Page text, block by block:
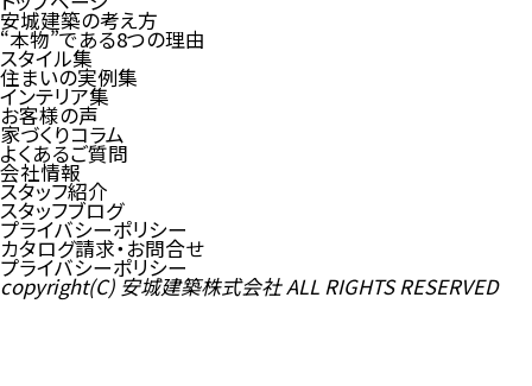
安城建築の考え方
“本物”である8つの理由
スタイル集
住まいの実例集
インテリア集
お客様の声
家づくりコラム
よくあるご質問
会社情報
スタッフ紹介
スタッフブログ
プライバシーポリシー
カタログ請求・お問合せ
プライバシーポリシー
copyright(C) 安城建築株式会社 ALL RIGHTS RESERVED